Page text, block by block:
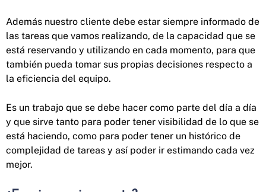
Además nuestro cliente debe estar siempre informado de
las tareas que vamos realizando, de la capacidad que se
está reservando y utilizando en cada momento, para que
también pueda tomar sus propias decisiones respecto a
la eficiencia del equipo.
Es un trabajo que se debe hacer como parte del día a día
y que sirve tanto para poder tener visibilidad de lo que se
está haciendo, como para poder tener un histórico de
complejidad de tareas y así poder ir estimando cada vez
mejor.